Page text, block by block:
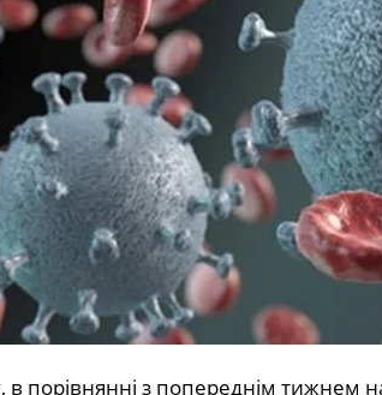
порівнянні з попереднім тижнем